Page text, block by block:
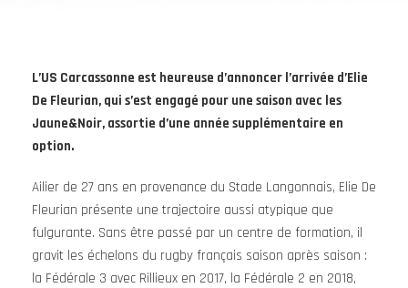
L’US Carcassonne est heureuse d’annoncer l’arrivée d’Elie
De Fleurian, qui s’est engagé pour une saison avec les
Jaune&Noir, assortie d’une année supplémentaire en
option.
Ailier de 27 ans en provenance du Stade Langonnais, Elie De
Fleurian présente une trajectoire aussi atypique que
fulgurante. Sans être passé par un centre de formation, il
gravit les échelons du rugby français saison après saison :
la Fédérale 3 avec Rillieux en 2017, la Fédérale 2 en 2018,